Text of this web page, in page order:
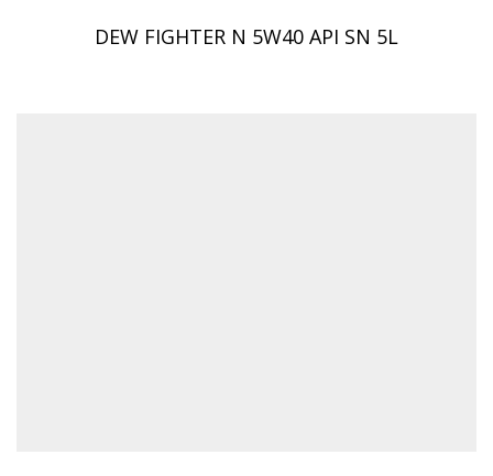
DEW FIGHTER N 5W40 API SN 5L